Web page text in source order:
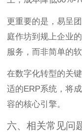
更重要的是，易呈
庭作坊到规上企业
服务，而非简单的软
在数字化转型的关
适的ERP系统，将
容的核心引擎。
六、相关常见问